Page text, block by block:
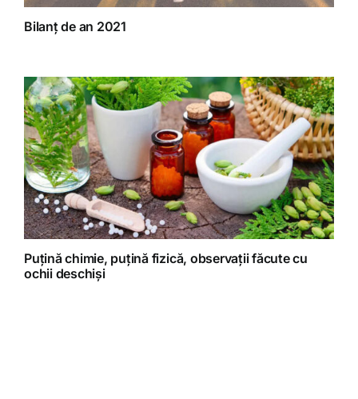
Bilanț de an 2021
Puțină chimie, puțină fizică, observații făcute cu
ochii deschiși